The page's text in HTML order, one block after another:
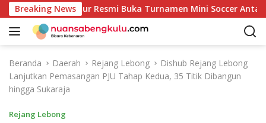
a
Breaking News
81: Bupati Kaur Resmi Buka Turnamen Mini Soccer Antar OPD
Beranda Daerah Rejang Lebong
Dishub Rejang Lebong
Lanjutkan Pemasangan PJU Tahap Kedua, 35 Titik Dibangun
hingga Sukaraja
Rejang Lebong